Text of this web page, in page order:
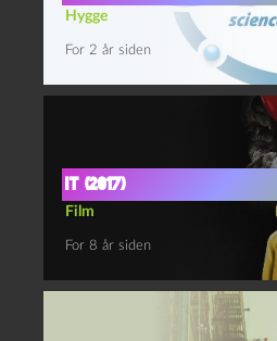
Hygge
For 2 år siden
It (2017)
Film
For 8 år siden